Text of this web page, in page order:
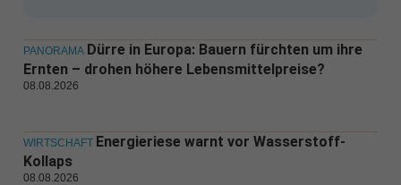
PANORAMA Dürre in Europa: Bauern fürchten um ihre
Ernten – drohen höhere Lebensmittelpreise?
08.08.2026
WIRTSCHAFT Energieriese warnt vor Wasserstoff-
Kollaps
08.08.2026